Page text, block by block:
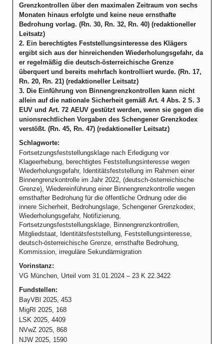
Grenzkontrollen über den maximalen Zeitraum von sechs
Monaten hinaus erfolgte und keine neue ernsthafte
Bedrohung vorlag. (Rn. 30, Rn. 32, Rn. 40) (redaktioneller
Leitsatz)
2. Ein berechtigtes Feststellungsinteresse des Klägers
ergibt sich aus der hinreichenden Wiederholungsgefahr, da
er regelmäßig die deutsch-österreichische Grenze
überquert und bereits mehrfach kontrolliert wurde. (Rn. 17,
Rn. 20, Rn. 21) (redaktioneller Leitsatz)
3. Die Einführung von Binnengrenzkontrollen kann nicht
allein auf die nationale Sicherheit gemäß Art. 4 Abs. 2 S. 3
EUV und Art. 72 AEUV gestützt werden, wenn sie gegen die
unionsrechtlichen Vorgaben des Schengener Grenzkodex
verstößt. (Rn. 45, Rn. 47) (redaktioneller Leitsatz)
Schlagworte:
Fortsetzungsfeststellungsklage nach Erledigung vor
Klageerhebung, berechtigtes Feststellungsinteresse wegen
Wiederholungsgefahr, Identitätsfeststellung im Rahmen einer
Binnengrenzkontrolle im Jahr 2022, (deutsch-österreichische
Grenze), Wiedereinführung einer Binnengrenzkontrolle wegen
ernsthafter Bedrohung für die öffentliche Ordnung oder die
innere Sicherheit, Bedrohungslage, Schengener Grenzkodex,
Wiederholungsgefahr, Notifizierung,
Fortsetzungsfeststellungsklage, Binnengrenzkontrollen,
Mitgliedstaat, Identitätsfeststellung, Feststellungsinteresse,
deutsch-österreichische Grenze, ernsthafte Bedrohung,
Kommission, irreguläre Sekundärmigration
Vorinstanz:
VG München, Urteil vom 31.01.2024 – 23 K 22.3422
Fundstellen:
BayVBl 2025, 453
MigRI 2025, 168
LSK 2025, 4409
NVwZ 2025, 868
NJW 2025, 1590